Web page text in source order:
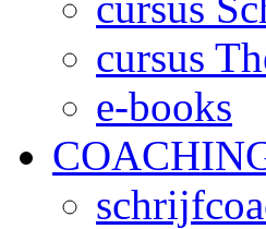
cursus
e-books